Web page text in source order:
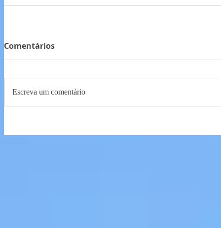
Comentários
Escreva um comentário